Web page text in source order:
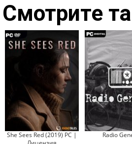
Смотрите
She Sees Red (2019) PC |
Radio